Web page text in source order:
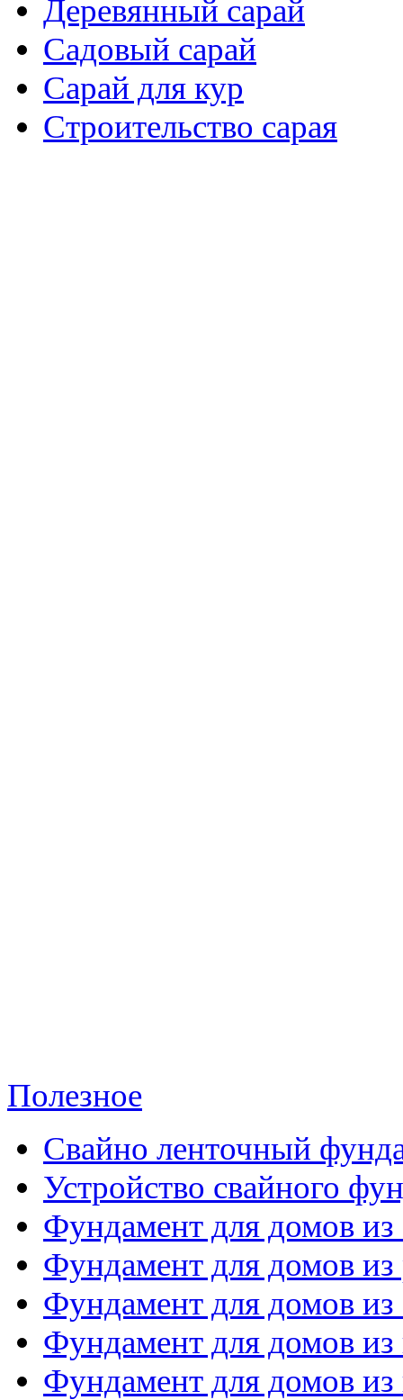
Деревянный сарай
Садовый сарай
Сарай для кур
Cтроительство сарая
Полезное
Свайно ленточный
Устройство свайного
Фундамент для домов из
Фундамент для домов из
Фундамент для домов
Фундамент для домов
Фундамент для домов из